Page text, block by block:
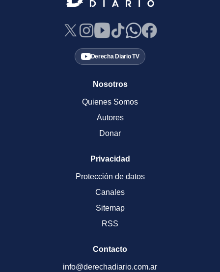
Derecha Diario TV
Nosotros
Quienes Somos
Autores
Donar
Privacidad
Protección de datos
Canales
Sitemap
RSS
Contacto
info@derechadiario.com.ar